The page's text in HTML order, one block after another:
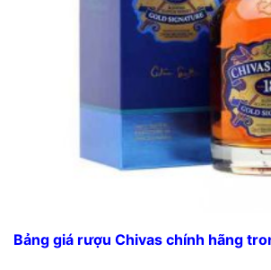
Bảng giá rượu Chivas chính hãng